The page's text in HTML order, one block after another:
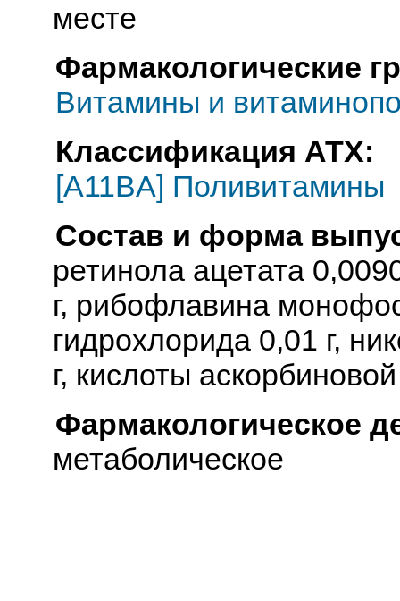
месте
Фармакологические
Витамины и
Классификация АТХ:
[A11BA] Поливитамины
Состав и форма
ретинола ацетата
г, рибофлавина
гидрохлорида 0,01 г,
г, кислоты
Фармакологическое
метаболическое